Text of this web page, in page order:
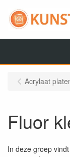
Acrylaat
Fluor
In deze groep